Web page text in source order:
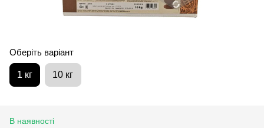
Оберіть варіант
1 кг 10 кг
В наявності